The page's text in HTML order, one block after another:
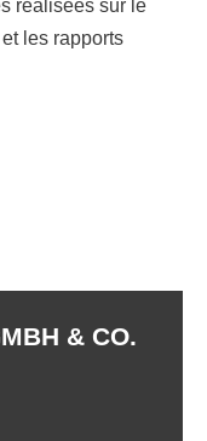
réalisées sur le
les rapports
& CO.